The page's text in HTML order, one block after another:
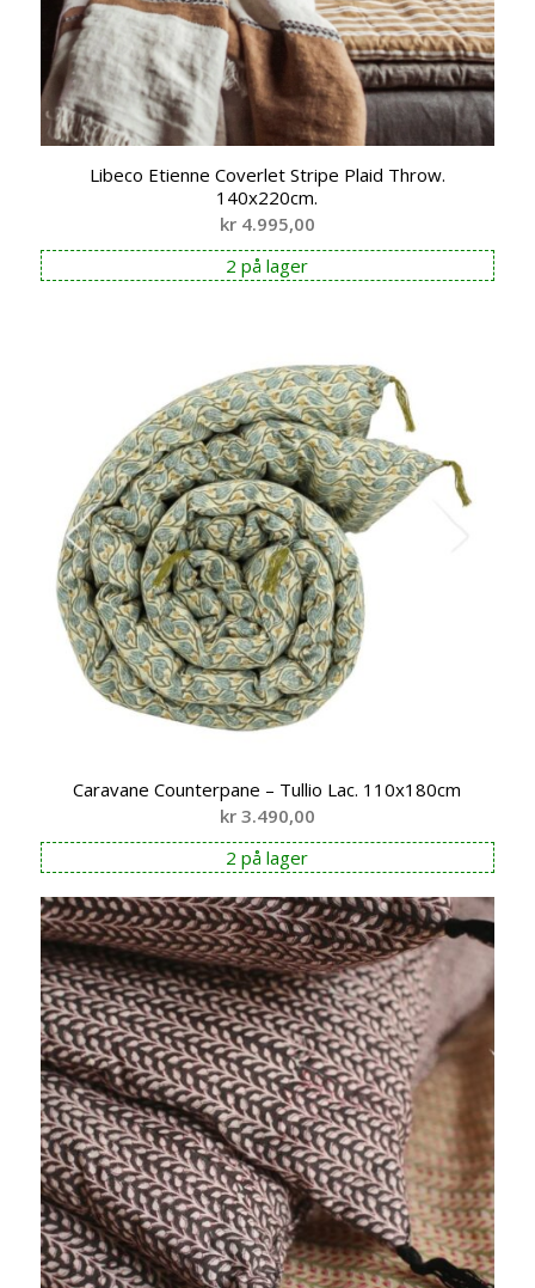
Libeco Etienne Coverlet Stripe Plaid Throw.
140x220cm.
kr4.995,00
2 på lager
Caravane Counterpane – Tullio Lac. 110x180cm
kr3.490,00
2 på lager